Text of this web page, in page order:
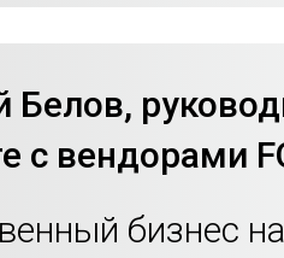
с вендорами
бизнес